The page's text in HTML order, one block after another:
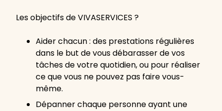
Les objectifs de VIVASERVICES ?
Aider chacun : des prestations régulières
dans le but de vous débarasser de vos
tâches de votre quotidien, ou pour réaliser
ce que vous ne pouvez pas faire vous-
même.
Dépanner chaque personne ayant une